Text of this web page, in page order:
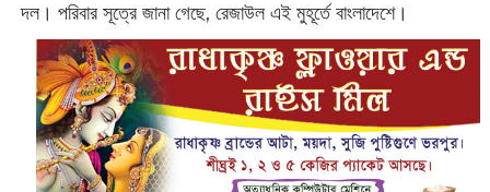
দল। পরিবার সূত্রে জানা গেছে, রেজাউল এই মুহূর্তে বাংলাদেশে।